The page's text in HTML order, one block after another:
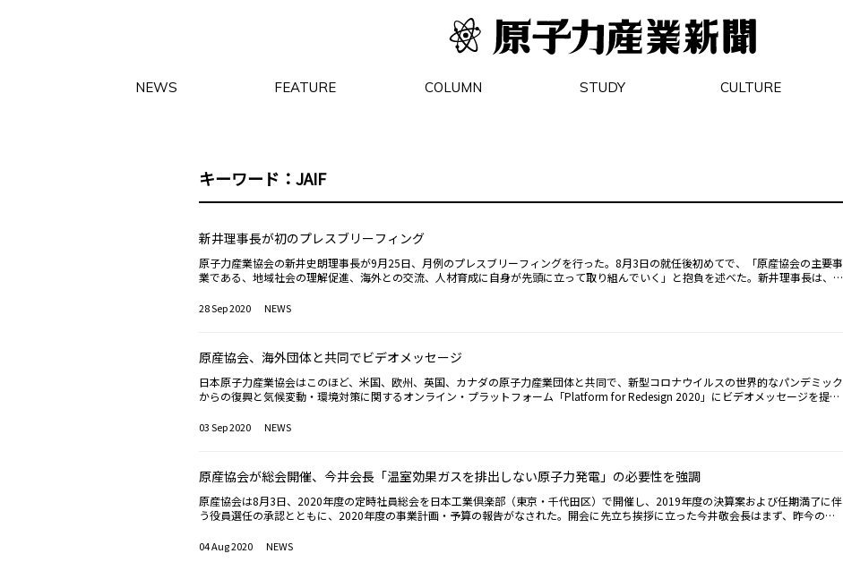
NEWS FEATURE COLUMN STUDY CULTURE
キーワード：JAIF
新井理事長が初のプレスブリーフィング
原子力産業協会の新井史朗理事長が9月25日、月例のプレスブリーフィングを行った。8月3日の就任後初めてで、「原産協会の主要事
業である、地域社会の理解促進、海外との交流、人材育成に自身が先頭に立って取り組んでいく」と抱負を述べた。新井理事長は、最
いても原子力規制委員会において審査書案取りまとめの段階に至ったなどをあげ、「資源に乏しいわが国にとって大変重要な事業」
内村における高レベル放射性廃棄物の処分地選定に向けた文献調査応募に関わる報道がなされていることについて、「大変ありがたい
こと」と、最終処分への関心の高まりに期待感を示した上で、核燃料サイクル・バックエンド対策の重要性に対し「地域社会の理解促
進が図られるよう努めていきたい」と述べた。また、9月3日に原産協会が各国・地域の原子力産業団体と共同で作成・発信したビデ
オメッセージ「Voice from Nuclear Industry-Contributing to a clean and resilient recovery」を紹介。オンラインで行う海外との交流
事業を「ウィズコロナ時代の新たな工夫」と述べ、引き続き「社会に貢献できる原子力の価値を積極的に訴えていく」ことを強調し
会場の参加予定企業・機関を披露。今回は新型コロナウイルス感染症拡大に伴い対面方式とWeb方式の併用となる。記者より、9月16
ダーシップに期待。また、現行のエネルギーミックスで掲げる原子力の総発電電力量に占める割合「20～22％」の妥当性に関して
で失われた信頼の回復に向け、「どうすれば効果的に情報発信できるか。われわれとしても課題」との認識を示した。
28 Sep 2020 NEWS
原産協会、海外団体と共同でビデオメッセージ
日本原子力産業協会はこのほど、米国、欧州、英国、カナダの原子力産業団体と共同で、新型コロナウイルスの世界的なパンデミック
からの復興と気候変動・環境対策に関するオンライン・プラットフォーム「Platform for Redesign 2020」にビデオメッセージを提出
の閣僚級会合（9月3日開催）に合わせて立ち上げられた「新型コロナウイルスからの復興×気候変動・環境対策」に関する各国の取
ージに登場するのは、原産協会（JAIF）の新井史朗理事長、米国原子力エネルギー協会（NEI）のマリア・コースニック理事長、欧州
原子力産業協会（FORATOM）のイヴ・デバゼイユ事務局長、英国原子力産業協会（NIA）のトム・グレイトレックス理事長、カナダ原
子力協会（CNA）のジョン・ゴーマン理事長。COVID-19パンデミックと気候変動という2つの直面する危機に対応するには、持続可能
で強靭な社会経済システムの構築が必要であり、それに大きく貢献する原子力の価値について、安定供給、脱炭素、エネルギー安全保
障、経済復興などの観点から訴えかけている。今回のオンライン閣僚級会合の立ち上げに際し、小泉環境大臣は、（1）各国の「コロ
の気運を高めていく――との目的を示した上で、1997年のCOP3以来の気候変動閣僚級会議における議長国として、「わが国が国際社会に
03 Sep 2020 NEWS
原産協会が総会開催、今井会長「温室効果ガスを排出しない原子力発電」の必要性を強調
原産協会は8月3日、2020年度の定時社員総会を日本工業倶楽部（東京・千代田区）で開催し、2019年度の決算案および任期満了に伴
う役員選任の承認とともに、2020年度の事業計画・予算の報告がなされた。開会に先立ち挨拶に立った今井敬会長はまず、昨今の新
要なインフラの一つである電力供給も同様のリスクを抱えている」として、エネルギー自給率の改善が喫緊の課題となっていることを
04 Aug 2020 NEWS